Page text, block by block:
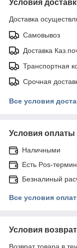
Условия
Доставка
Самовывоз
Доставка
Транспортная
Срочная
Все условия
Условия оплаты
Наличными
Есть Pos-
Безналиный
Все условия
Условия
Возврат товара в